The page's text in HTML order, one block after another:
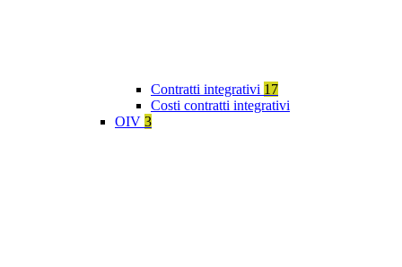
Contratti integrativi 17
Costi contratti integrativi
OIV 3